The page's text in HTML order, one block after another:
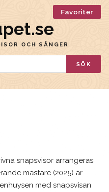
Favoriter
OCH SÅNGER
SÖK
snapsvisor arrangeras
mästare (2025) är
med snapsvisan